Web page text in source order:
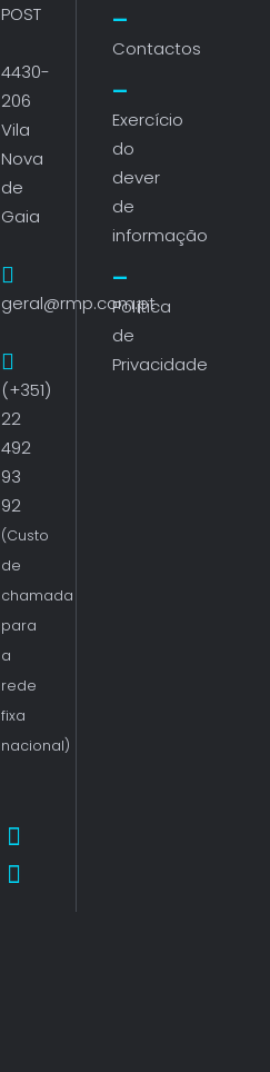
POST
4430-
206
Vila
Nova
de
Gaia
geral@rmp.com.pt
(+351)
22
492
93
92
(Custo
de
chamada
para
a
rede
fixa
nacional)
Contactos
Exercício
do
dever
de
informação
Política
de
Privacidade